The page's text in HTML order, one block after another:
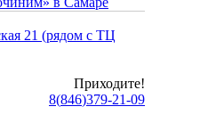
21 (рядом с ТЦ
Приходите!
8(846)379-21-09